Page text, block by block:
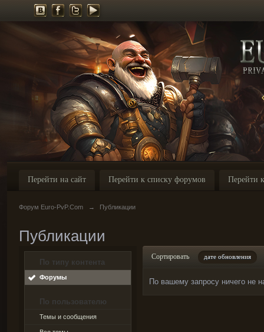
Перейти на сайт Перейти к списку форумов Перейти
Форум Euro-PvP.Com → Публикации
Публикации
По типу контента
Форумы
По пользователю
Темы и сообщения
Сортировать дате обновления
По вашему запросу ничего не